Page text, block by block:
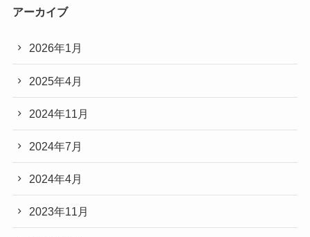
アーカイブ
2026年1月
2025年4月
2024年11月
2024年7月
2024年4月
2023年11月